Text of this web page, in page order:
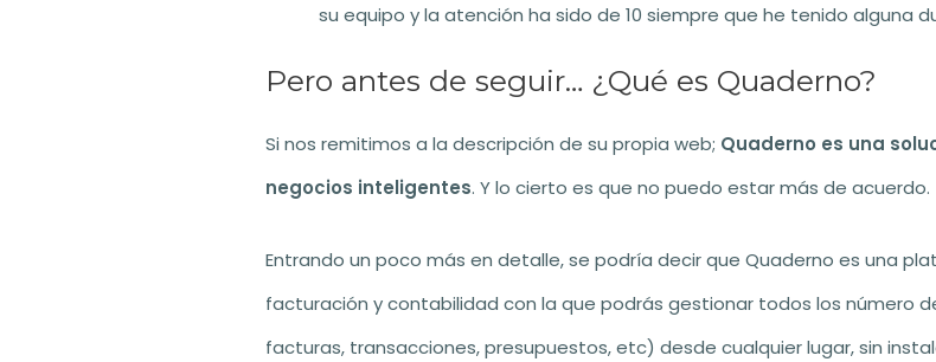
su equipo y la atención ha sido de 10 siempre que he tenido alguna
Pero antes de seguir… ¿Qué es Quaderno?
Si nos remitimos a la descripción de su propia web; Quaderno es una
negocios inteligentes. Y lo cierto es que no puedo estar más de acuerdo.
Entrando un poco más en detalle, se podría decir que Quaderno es una
facturación y contabilidad con la que podrás gestionar todos los número
facturas, transacciones, presupuestos, etc) desde cualquier lugar, sin